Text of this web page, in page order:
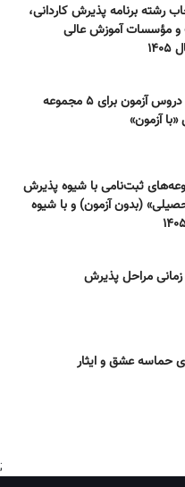
رشته برنامه پذیرش كاردانی،
و مؤسسات آموزش عالی
✳️ جدول منابع و ضرایب دروس آزمون برای ۵ مجموعه
آزمون»
ثبت‌نامی با شیوه پذیرش
(بدون آزمون) و با شیوه
مراحل پذیرش
حماسه عشق و ایثار
;